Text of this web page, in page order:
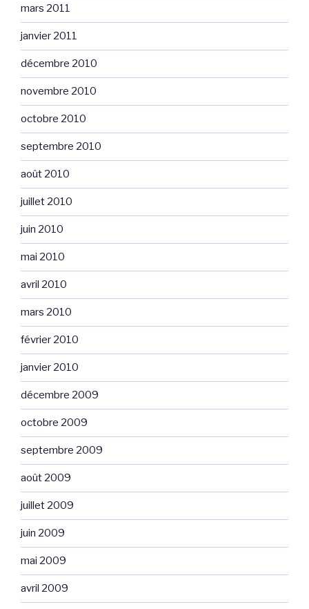
mars 2011
janvier 2011
décembre 2010
novembre 2010
octobre 2010
septembre 2010
août 2010
juillet 2010
juin 2010
mai 2010
avril 2010
mars 2010
février 2010
janvier 2010
décembre 2009
octobre 2009
septembre 2009
août 2009
juillet 2009
juin 2009
mai 2009
avril 2009